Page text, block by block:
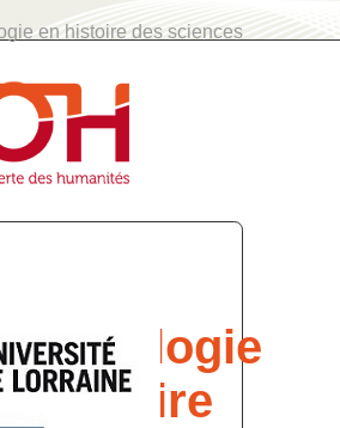
en histoire des sciences
histoire